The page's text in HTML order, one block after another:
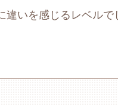
違いを感じるレベルで